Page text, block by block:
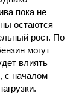
пока не
остаются
рост. По
могут
влиять
с началом